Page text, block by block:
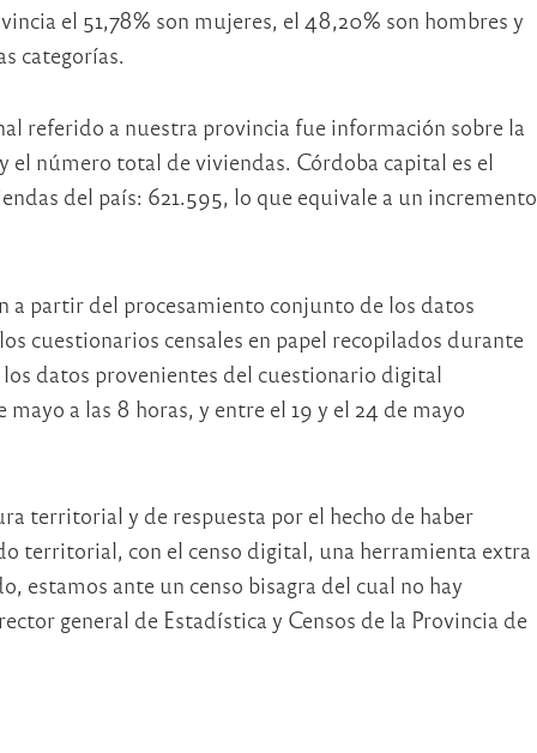
el 51,78% son mujeres, el 48,20% son hombres y
categorías.
referido a nuestra provincia fue información sobre la
número total de viviendas. Córdoba capital es el
del país: 621.595, lo que equivale a un incremento
a partir del procesamiento conjunto de los datos
cuestionarios censales en papel recopilados durante
datos provenientes del cuestionario digital
a las 8 horas, y entre el 19 y el 24 de mayo
territorial y de respuesta por el hecho de haber
territorial, con el censo digital, una herramienta extra
estamos ante un censo bisagra del cual no hay
general de Estadística y Censos de la Provincia de